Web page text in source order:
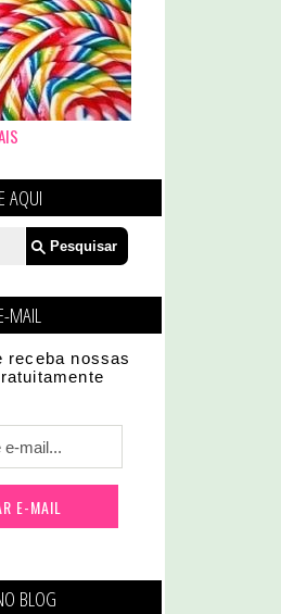
AQUI
MAIL
receba nossas
BLOG